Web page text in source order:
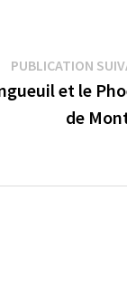
PUBLICATION
et le
de